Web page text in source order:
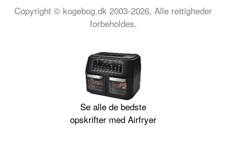
Copyright © kogebog.dk 2003-2026, Alle rettigheder
forbeholdes.
Se alle de bedste
opskrifter med Airfryer